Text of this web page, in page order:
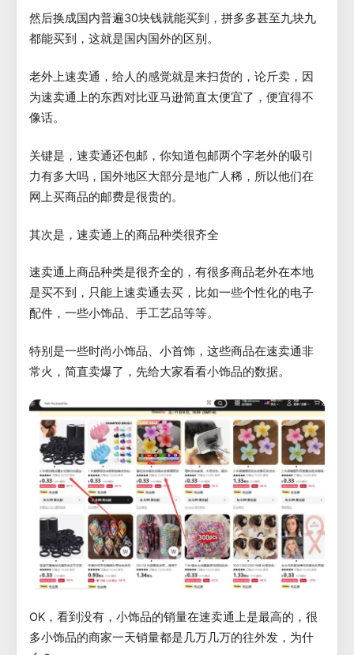
然后换成国内普遍30块钱就能买到，拼多多甚至九块九
都能买到，这就是国内国外的区别。
老外上速卖通，给人的感觉就是来扫货的，论斤卖，因
为速卖通上的东西对比亚马逊简直太便宜了，便宜得不
像话。
关键是，速卖通还包邮，你知道包邮两个字老外的吸引
力有多大吗，国外地区大部分是地广人稀，所以他们在
网上买商品的邮费是很贵的。
其次是，速卖通上的商品种类很齐全
速卖通上商品种类是很齐全的，有很多商品老外在本地
是买不到，只能上速卖通去买，比如一些个性化的电子
配件，一些小饰品、手工艺品等等。
特别是一些时尚小饰品、小首饰，这些商品在速卖通非
常火，简直卖爆了，先给大家看看小饰品的数据。
OK，看到没有，小饰品的销量在速卖通上是最高的，很
多小饰品的商家一天销量都是几万几万的往外发，为什